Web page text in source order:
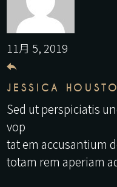
11月 5, 2019
JESSICA
Sed ut perspiciatis
vop
tat em accusantium
totam rem aperiam